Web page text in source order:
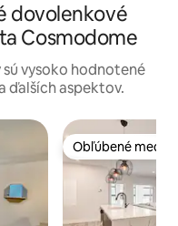
dovolenkové
Cosmodome
vysoko hodnotené
ďalších aspektov.
Obľúbené medzi
Obľúbené medzi